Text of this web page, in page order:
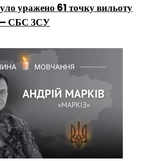
уражено 61 точку вильоту
— СБС ЗСУ